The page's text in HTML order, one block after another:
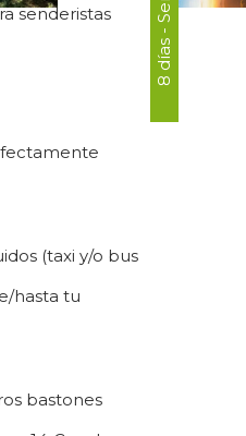
senderistas
(taxi y/o bus
hasta tu
bastones